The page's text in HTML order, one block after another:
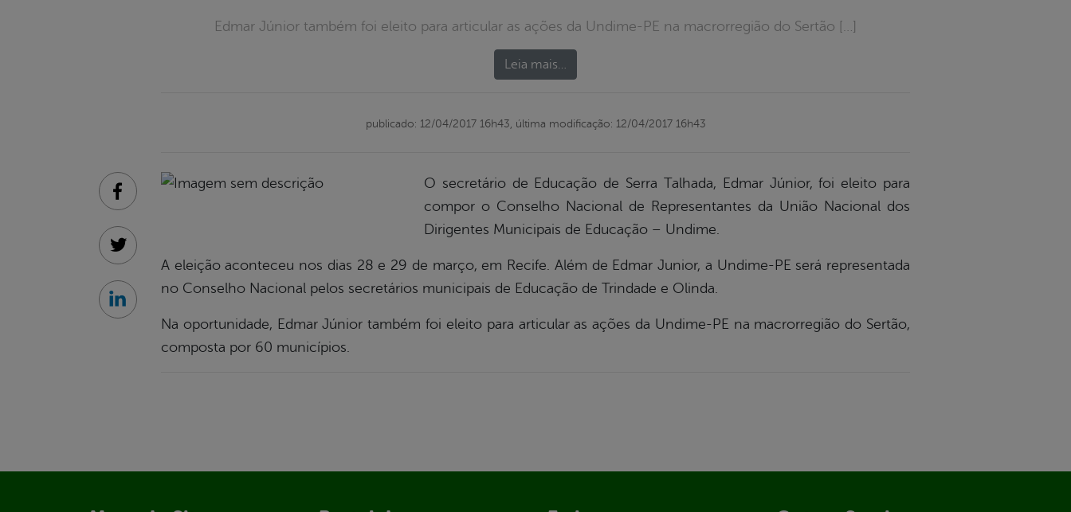
Edmar Júnior também foi eleito para articular as ações da Undime-PE na macrorregião do Sertão […]
Leia mais…
publicado: 12/04/2017 16h43, última modificação: 12/04/2017 16h43
O secretário de Educação de Serra Talhada, Edmar Júnior, foi eleito para
compor o Conselho Nacional de Representantes da União Nacional dos
Dirigentes Municipais de Educação – Undime.
A eleição aconteceu nos dias 28 e 29 de março, em Recife. Além de Edmar Junior, a Undime-PE será representada
no Conselho Nacional pelos secretários municipais de Educação de Trindade e Olinda.
Na oportunidade, Edmar Júnior também foi eleito para articular as ações da Undime-PE na macrorregião do Sertão,
composta por 60 municípios.
Facebook
Twitter
Linkedin